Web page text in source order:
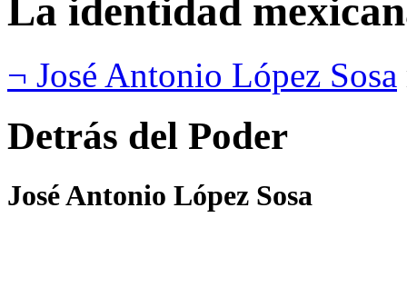
La identidad
¬ José Antonio López Sosa
Detrás del Poder
José Antonio López Sosa